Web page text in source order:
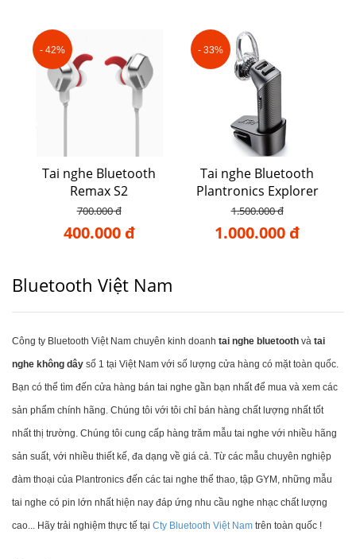
- 42%
Tai nghe Bluetooth
Remax S2
700.000 đ
400.000 đ
- 33%
Tai nghe Bluetooth
Plantronics Explorer
102
1.500.000 đ
1.000.000 đ
Bluetooth Việt Nam
Công ty Bluetooth Việt Nam chuyên kinh doanh tai nghe bluetooth và tai
nghe không dây số 1 tại Việt Nam với số lượng cửa hàng có mặt toàn quốc.
Bạn có thể tìm đến cửa hàng bán tai nghe gần bạn nhất để mua và xem các
sản phẩm chính hãng. Chúng tôi với tôi chỉ bán hàng chất lượng nhất tốt
nhất thị trường. Chúng tôi cung cấp hàng trăm mẫu tai nghe với nhiều hãng
sản suất, với nhiều thiết kế, đa dạng về giá cả. Từ các mẫu chuyên nghiệp
đàm thoại của Plantronics đến các tai nghe thể thao, tập GYM, những mẫu
tai nghe có pin lớn nhất hiện nay đáp ứng nhu cầu nghe nhạc chất lượng
cao... Hãy trải nghiệm thực tế tại Cty Bluetooth Việt Nam trên toàn quốc !